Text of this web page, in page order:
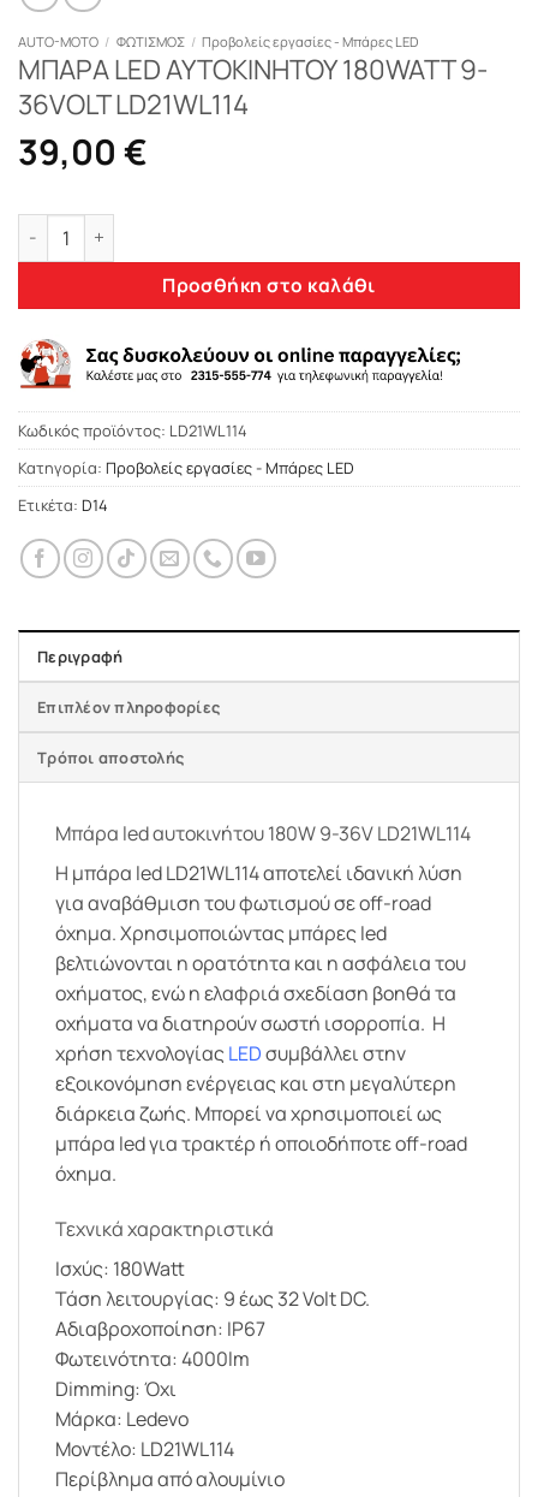
AUTO-MOTO / ΦΩΤΙΣΜΟΣ / Προβολείς εργασίες - Μπάρες LED
ΜΠΑΡΑ LED ΑΥΤΟΚΙΝΗΤΟΥ 180WATT 9-
36VOLT LD21WL114
39,00 €
ΜΠΑΡΑ LED ΑΥΤΟΚΙΝΗΤΟΥ 180WATT 9-36VOLT LD21WL114
Προσθήκη στο καλάθι
Κωδικός προϊόντος: LD21WL114
Κατηγορία: Προβολείς εργασίες - Μπάρες LED
Ετικέτα: D14
Περιγραφή
Επιπλέον πληροφορίες
Τρόποι αποστολής
Μπάρα led αυτοκινήτου 180W 9-36V LD21WL114
Η μπάρα led LD21WL114 αποτελεί ιδανική λύση
για αναβάθμιση του φωτισμού σε off-road
όχημα. Χρησιμοποιώντας μπάρες led
βελτιώνονται η ορατότητα και η ασφάλεια του
οχήματος, ενώ η ελαφριά σχεδίαση βοηθά τα
οχήματα να διατηρούν σωστή ισορροπία. Η
χρήση τεχνολογίας LEDσυμβάλλει στην
εξοικονόμηση ενέργειας και στη μεγαλύτερη
διάρκεια ζωής. Μπορεί να χρησιμοποιεί ως
μπάρα led για τρακτέρ ή οποιοδήποτε off-road
όχημα.
Τεχνικά χαρακτηριστικά
Ισχύς: 180Watt
Τάση λειτουργίας: 9 έως 32 Volt DC.
Αδιαβροχοποίηση: IP67
Φωτεινότητα: 4000lm
Dimming: Όχι
Μάρκα: Ledevo
Μοντέλο: LD21WL114
Περίβλημα από αλουμίνιο